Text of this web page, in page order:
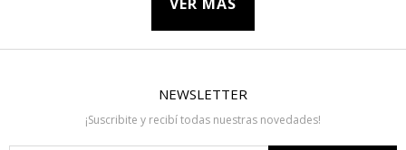
NEWSLETTER
¡Suscribite y recibí todas nuestras novedades!